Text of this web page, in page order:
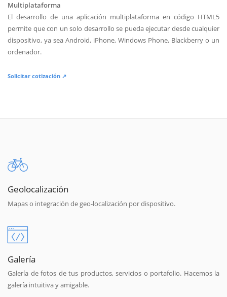
Multiplataforma
El desarrollo de una aplicación multiplataforma en código HTML5
permite que con un solo desarrollo se pueda ejecutar desde cualquier
dispositivo, ya sea Android, iPhone, Windows Phone, Blackberry o un
ordenador.
Solicitar cotización ↗
Geolocalización
Mapas o integración de geo-localización por dispositivo.
Galería
Galería de fotos de tus productos, servicios o portafolio. Hacemos la
galería intuitiva y amigable.